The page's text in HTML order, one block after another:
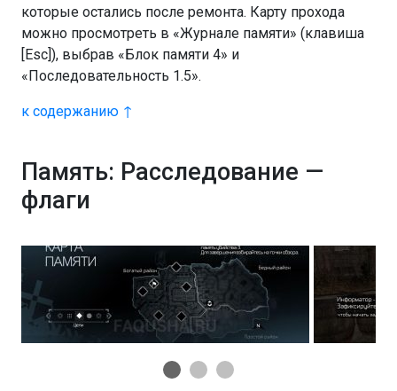
которые остались после ремонта. Карту прохода
можно просмотреть в «Журнале памяти» (клавиша
[Esc]), выбрав «Блок памяти 4» и
«Последовательность 1.5».
к содержанию ↑
Память: Расследование —
флаги